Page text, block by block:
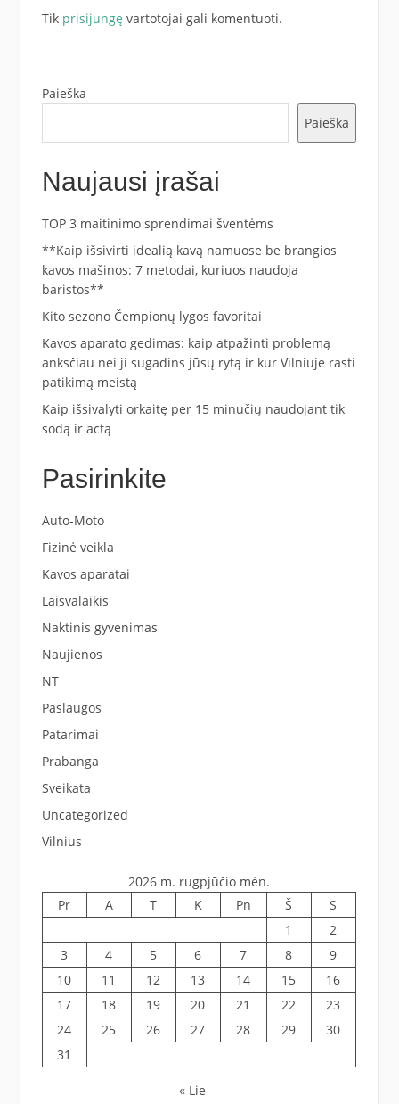
Tik prisijungę vartotojai gali komentuoti.
Paieška
Paieška
Naujausi įrašai
TOP 3 maitinimo sprendimai šventėms
**Kaip išsivirti idealią kavą namuose be brangios
kavos mašinos: 7 metodai, kuriuos naudoja
baristos**
Kito sezono Čempionų lygos favoritai
Kavos aparato gedimas: kaip atpažinti problemą
anksčiau nei ji sugadins jūsų rytą ir kur Vilniuje rasti
patikimą meistą
Kaip išsivalyti orkaitę per 15 minučių naudojant tik
sodą ir actą
Pasirinkite
Auto-Moto
Fizinė veikla
Kavos aparatai
Laisvalaikis
Naktinis gyvenimas
Naujienos
NT
Paslaugos
Patarimai
Prabanga
Sveikata
Uncategorized
Vilnius
2026 m. rugpjūčio mėn.
Pr
A T K Pn Š
S
1
2
3
4 5 6 7 8
9
10
11 12 13 14 15
16
17
18 19 20 21 22
23
24
25 26 27 28 29
30
31
« Lie